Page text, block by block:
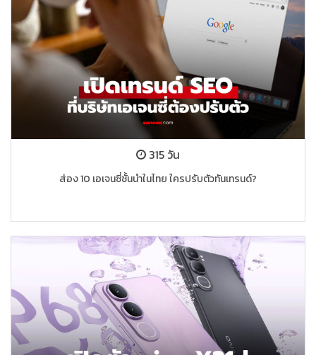
315 วัน
ส่อง 10 เอเจนซี่ชั้นนำในไทย ใครปรับตัวทันเทรนด์?